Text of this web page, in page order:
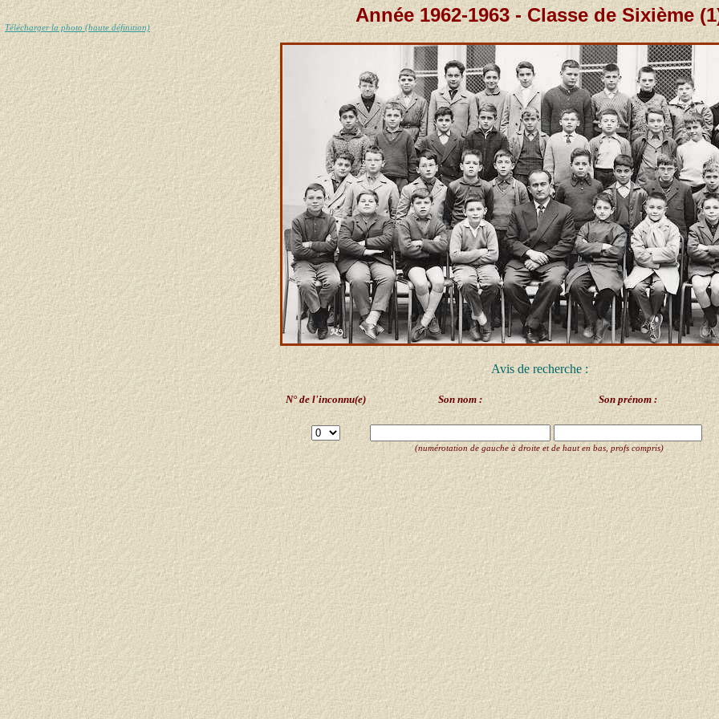
Télécharger la photo (haute définition)
Année 1962-1963 - Classe de Sixième
Avis de recherche :
N° de l'inconnu(e) Son nom : Son prénom :
(numérotation de gauche à droite et de haut en bas, profs compris)